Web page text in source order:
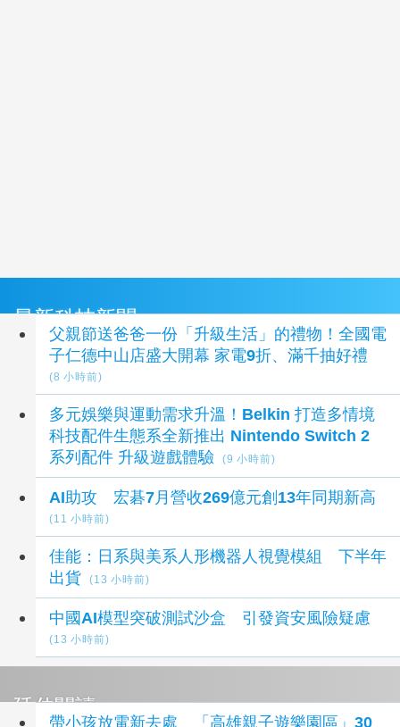
最新科技新聞
父親節送爸爸一份「升級生活」的禮物！全國電
子仁德中山店盛大開幕 家電9折、滿千抽好禮
(8 小時前)
多元娛樂與運動需求升溫！Belkin 打造多情境
科技配件生態系全新推出 Nintendo Switch 2
系列配件 升級遊戲體驗
(9 小時前)
AI助攻 宏碁7月營收269億元創13年同期新高
(11 小時前)
佳能：日系與美系人形機器人視覺模組 下半年
出貨
(13 小時前)
中國AI模型突破測試沙盒 引發資安風險疑慮
(13 小時前)
延伸閱讀
帶小孩放電新去處 「高雄親子遊樂園區」30